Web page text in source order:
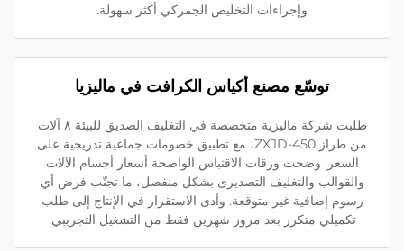
وإجراءات التخليص الجمركي أكثر سهولة.
توسّع مصنع أكياس الكرافت في ماليزيا
طلبت شركة ماليزية متخصصة في التغليف الصديق للبيئة ٨ آلات
من طراز ZXJD-450، مع تطبيق خصومات جماعية تدريجية على
السعر. وضحت ورقات الاقتباس الواضحة أسعار أجسام الآلات
والقوالب والتغليف التصديرى بشكل منفصل، ما تجنّب فرض أي
رسوم إضافية غير متوقعة. وأدى الاستقرار في الإنتاج إلى طلب
تكميلي متكرر بعد مرور شهرين فقط من التشغيل التجريبي.